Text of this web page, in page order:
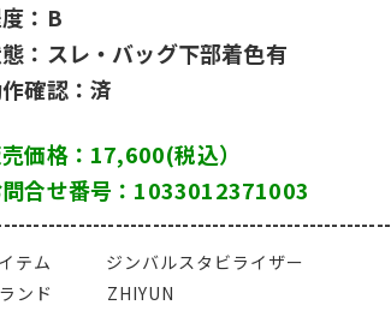
：B
：スレ・バッグ下部着色有
確認：済
価格：17,600(税込）
合せ番号：1033012371003
テム   ジンバルスタビライザー
ンド   ZHIYUN